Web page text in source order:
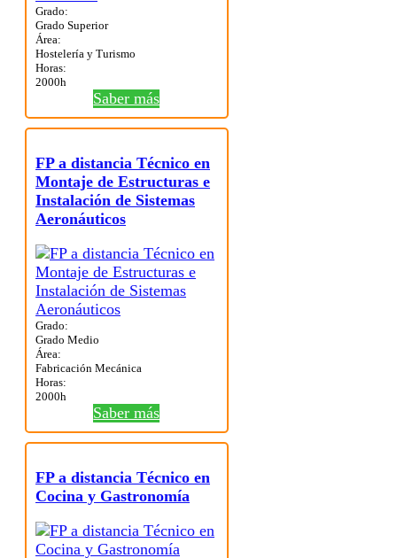
Grado:
Grado Superior
Área:
Hostelería y Turismo
Horas:
2000h
Saber más
FP a distancia Técnico en
Montaje de Estructuras e
Instalación de Sistemas
Aeronáuticos
Grado:
Grado Medio
Área:
Fabricación Mecánica
Horas:
2000h
Saber más
FP a distancia Técnico en
Cocina y Gastronomía